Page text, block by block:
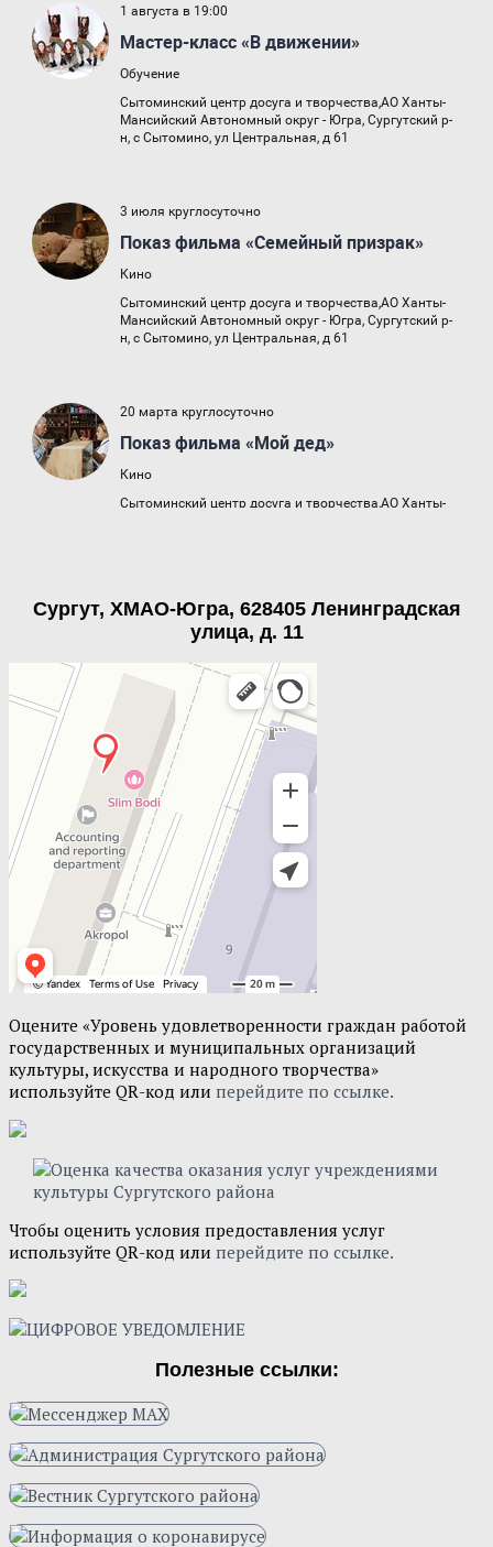
Сургут, ХМАО-Югра, 628405 Ленинградская
улица, д. 11
Оцените «Уровень удовлетворенности граждан работой
государственных и муниципальных организаций
культуры, искусства и народного творчества»
используйте QR-код или перейдите по ссылке.
Чтобы оценить условия предоставления услуг
используйте QR-код или перейдите по ссылке.
Полезные ссылки: